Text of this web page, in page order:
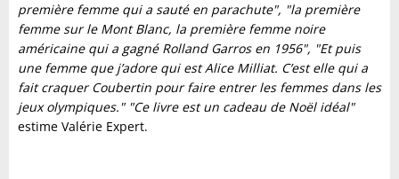
première femme qui a sauté en parachute", "la première
femme sur le Mont Blanc, la première femme noire
américaine qui a gagné Rolland Garros en 1956", "Et puis
une femme que j’adore qui est Alice Milliat. C’est elle qui a
fait craquer Coubertin pour faire entrer les femmes dans les
jeux olympiques." "Ce livre est un cadeau de Noël idéal"
estime Valérie Expert.